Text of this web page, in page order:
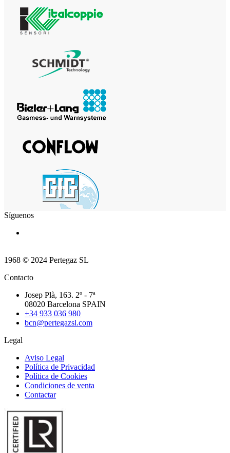
Síguenos
1968 © 2024 Pertegaz SL
Contacto
Josep Plà, 163. 2º - 7ª
08020 Barcelona SPAIN
+34 933 036 980
bcn@pertegazsl.com
Legal
Aviso Legal
Política de Privacidad
Política de Cookies
Condiciones de venta
Contactar